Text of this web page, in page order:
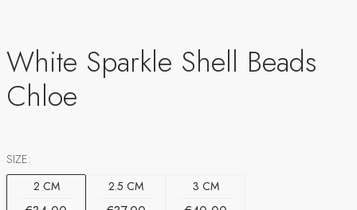
White Sparkle Shell Beads
Chloe
SIZE:
2 CM
2.5 CM 3 CM